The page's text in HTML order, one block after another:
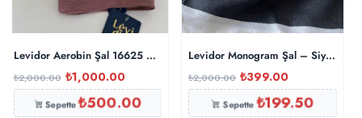
Levidor Aerobin Şal 16625 – İncir
₺2,000.00 ₺1,000.00
Sepette₺500.00
Levidor Monogram Şal – Siyah
₺2,000.00 ₺399.00
Sepette₺199.50